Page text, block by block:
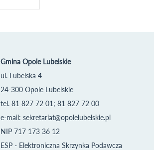
Gmina Opole Lubelskie
ul. Lubelska 4
24-300 Opole Lubelskie
tel. 81 827 72 01; 81 827 72 00
e-mail: sekretariat@opolelubelskie.pl
NIP 717 173 36 12
ESP - Elektroniczna Skrzynka Podawcza